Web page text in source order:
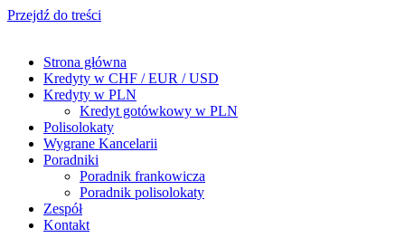
Przejdź do treści
Strona główna
Kredyty w CHF / EUR / USD
Kredyty w PLN
Kredyt gotówkowy w PLN
Polisolokaty
Wygrane Kancelarii
Poradniki
Poradnik frankowicza
Poradnik polisolokaty
Zespół
Kontakt